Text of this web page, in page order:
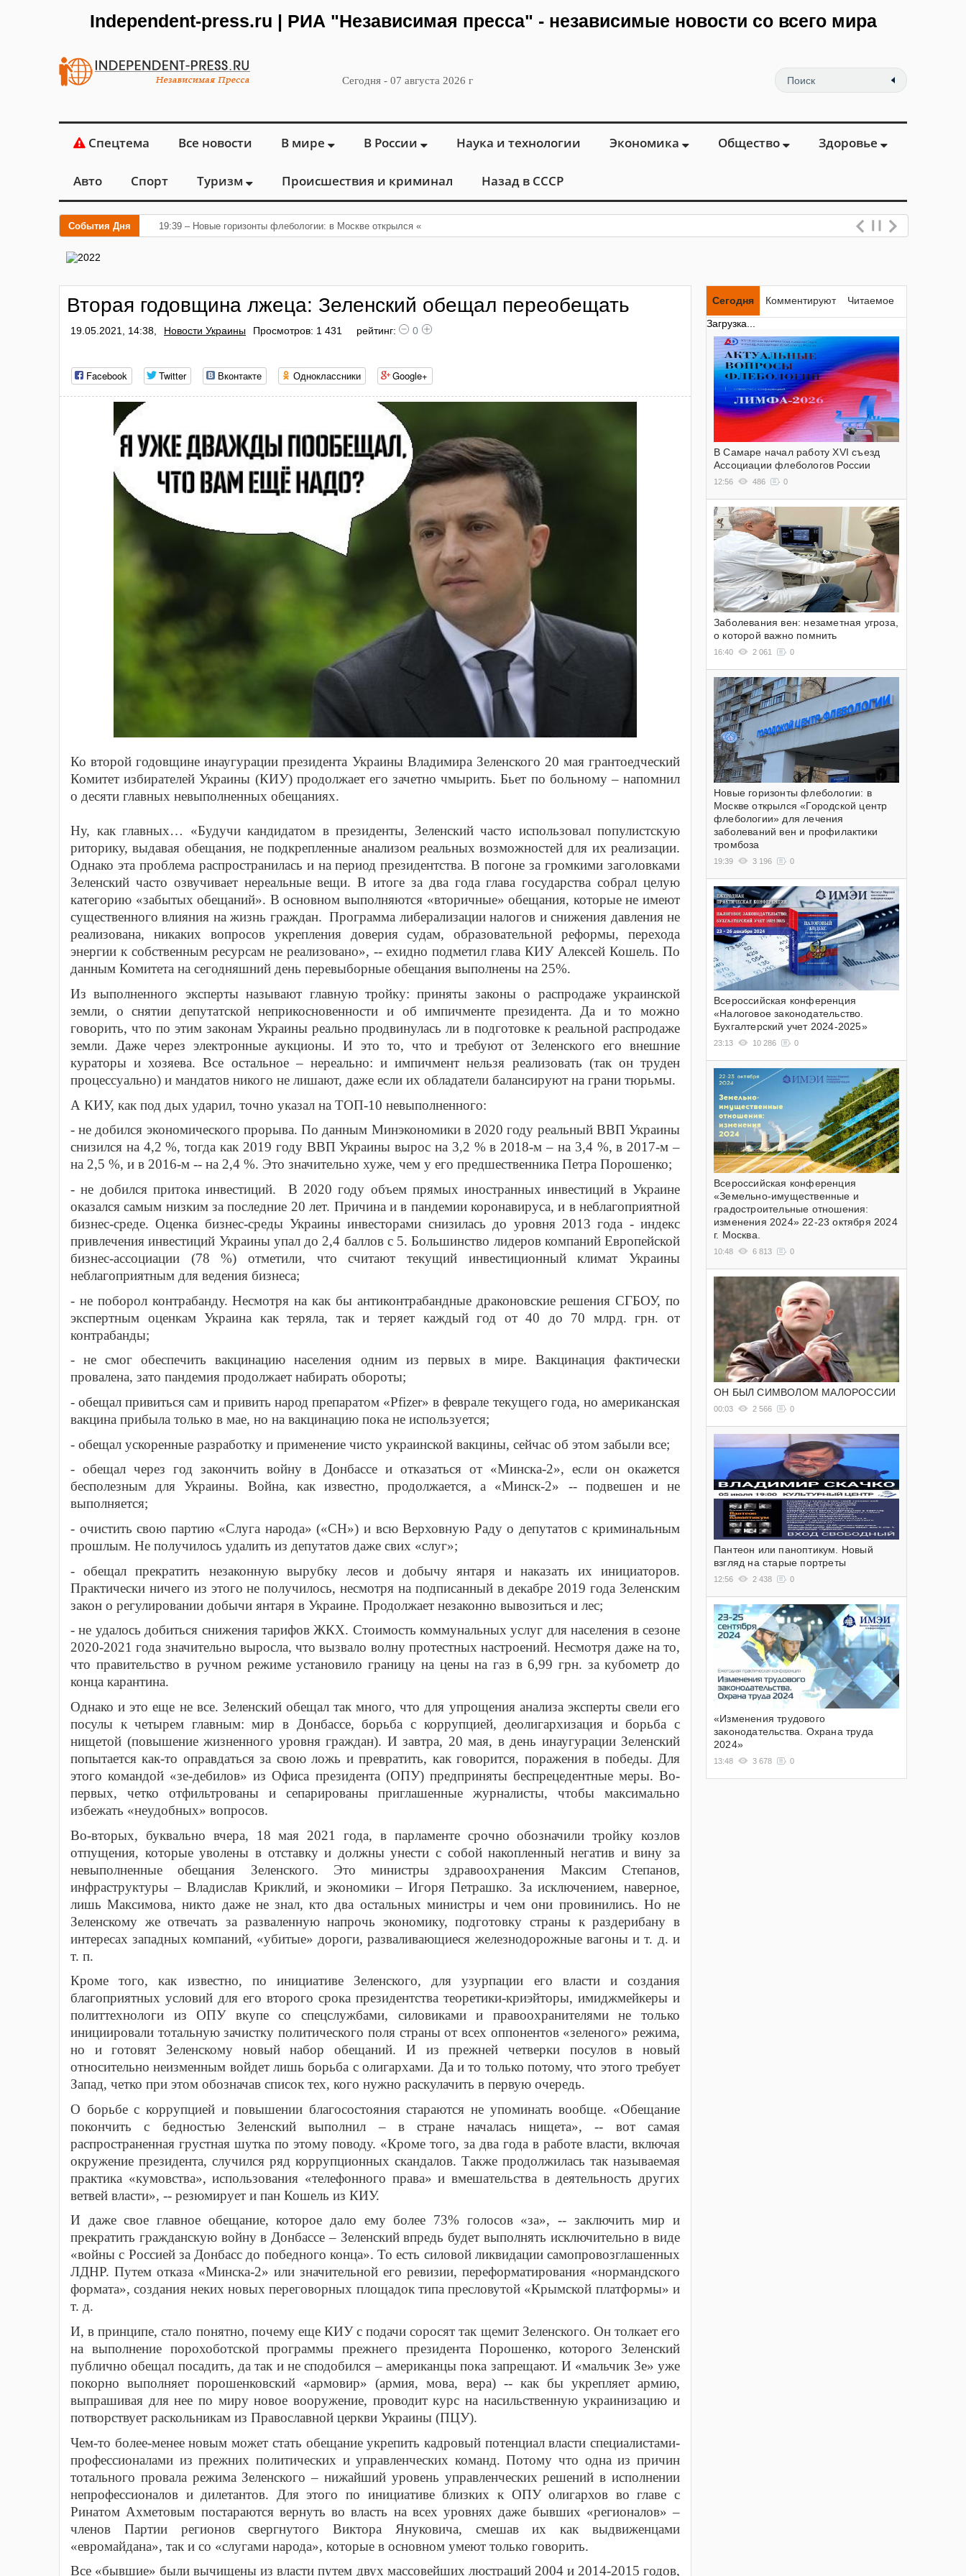
Independent-press.ru | РИА "Независимая пресса" - независимые новости со всего мира
Сегодня - 07 августа 2026 г
Спецтема Все новости В мире В России Наука и технологии Экономика Общество Здоровье
Авто Спорт Туризм Происшествия и криминал Назад в СССР
События Дня 19:39 – Новые горизонты флебологии: в Москве открылся «Городской центр флебологии» для лечения
Вторая годовщина лжеца: Зеленский обещал переобещать
19.05.2021, 14:38, Новости Украины Просмотров: 1 431 рейтинг: 0
Facebook Twitter Вконтакте Одноклассники Google+
Ко второй годовщине инаугурации президента Украины Владимира Зеленского 20 мая грантоедческий
Комитет избирателей Украины (КИУ) продолжает его зачетно чмырить. Бьет по больному – напомнил
о десяти главных невыполненных обещаниях.
Ну, как главных… «Будучи кандидатом в президенты, Зеленский часто использовал популистскую
риторику, выдавая обещания, не подкрепленные анализом реальных возможностей для их реализации.
Однако эта проблема распространилась и на период президентства. В погоне за громкими заголовками
Зеленский часто озвучивает нереальные вещи. В итоге за два года глава государства собрал целую
категорию «забытых обещаний». В основном выполняются «вторичные» обещания, которые не имеют
существенного влияния на жизнь граждан. Программа либерализации налогов и снижения давления не
реализована, никаких вопросов укрепления доверия судам, образовательной реформы, перехода
энергии к собственным ресурсам не реализовано», -- ехидно подметил глава КИУ Алексей Кошель. По
данным Комитета на сегодняшний день перевыборные обещания выполнены на 25%.
Из выполненного эксперты называют главную тройку: приняты законы о распродаже украинской
земли, о снятии депутатской неприкосновенности и об импичменте президента. Да и то можно
говорить, что по этим законам Украины реально продвинулась ли в подготовке к реальной распродаже
земли. Даже через электронные аукционы. И это то, что и требуют от Зеленского его внешние
кураторы и хозяева. Все остальное – нереально: и импичмент нельзя реализовать (так он труден
процессуально) и мандатов никого не лишают, даже если их обладатели балансируют на грани тюрьмы.
А КИУ, как под дых ударил, точно указал на ТОП-10 невыполненного:
- не добился экономического прорыва. По данным Минэкономики в 2020 году реальный ВВП Украины
снизился на 4,2 %, тогда как 2019 году ВВП Украины вырос на 3,2 % в 2018-м – на 3,4 %, в 2017-м –
на 2,5 %, и в 2016-м -- на 2,4 %. Это значительно хуже, чем у его предшественника Петра Порошенко;
- не добился притока инвестиций. В 2020 году объем прямых иностранных инвестиций в Украине
оказался самым низким за последние 20 лет. Причина и в пандемии коронавируса, и в неблагоприятной
бизнес-среде. Оценка бизнес-среды Украины инвесторами снизилась до уровня 2013 года - индекс
привлечения инвестиций Украины упал до 2,4 баллов с 5. Большинство лидеров компаний Европейской
бизнес-ассоциации (78 %) отметили, что считают текущий инвестиционный климат Украины
неблагоприятным для ведения бизнеса;
- не поборол контрабанду. Несмотря на как бы антиконтрабандные драконовские решения СГБОУ, по
экспертным оценкам Украина как теряла, так и теряет каждый год от 40 до 70 млрд. грн. от
контрабанды;
- не смог обеспечить вакцинацию населения одним из первых в мире. Вакцинация фактически
провалена, зато пандемия продолжает набирать обороты;
- обещал привиться сам и привить народ препаратом «Pfizer» в феврале текущего года, но американская
вакцина прибыла только в мае, но на вакцинацию пока не используется;
- обещал ускоренные разработку и применение чисто украинской вакцины, сейчас об этом забыли все;
- обещал через год закончить войну в Донбассе и отказаться от «Минска-2», если он окажется
бесполезным для Украины. Война, как известно, продолжается, а «Минск-2» -- подвешен и не
выполняется;
- очистить свою партию «Слуга народа» («СН») и всю Верховную Раду о депутатов с криминальным
прошлым. Не получилось удалить из депутатов даже свих «слуг»;
- обещал прекратить незаконную вырубку лесов и добычу янтаря и наказать их инициаторов.
Практически ничего из этого не получилось, несмотря на подписанный в декабре 2019 года Зеленским
закон о регулировании добычи янтаря в Украине. Продолжает незаконно вывозиться и лес;
- не удалось добиться снижения тарифов ЖКХ. Стоимость коммунальных услуг для населения в сезоне
2020-2021 года значительно выросла, что вызвало волну протестных настроений. Несмотря даже на то,
что правительство в ручном режиме установило границу на цены на газ в 6,99 грн. за кубометр до
конца карантина.
Однако и это еще не все. Зеленский обещал так много, что для упрощения анализа эксперты свели его
посулы к четырем главным: мир в Донбассе, борьба с коррупцией, деолигархизация и борьба с
нищетой (повышение жизненного уровня граждан). И завтра, 20 мая, в день инаугурации Зеленский
попытается как-то оправдаться за свою ложь и превратить, как говорится, поражения в победы. Для
этого командой «зе-дебилов» из Офиса президента (ОПУ) предприняты беспрецедентные меры. Во-
первых, четко отфильтрованы и сепарированы приглашенные журналисты, чтобы максимально
избежать «неудобных» вопросов.
Во-вторых, буквально вчера, 18 мая 2021 года, в парламенте срочно обозначили тройку козлов
отпущения, которые уволены в отставку и должны унести с собой накопленный негатив и вину за
невыполненные обещания Зеленского. Это министры здравоохранения Максим Степанов,
инфраструктуры – Владислав Криклий, и экономики – Игоря Петрашко. За исключением, наверное,
лишь Максимова, никто даже не знал, кто два остальных министры и чем они провинились. Но не
Зеленскому же отвечать за разваленную напрочь экономику, подготовку страны к раздерибану в
интересах западных компаний, «убитые» дороги, разваливающиеся железнодорожные вагоны и т. д. и
т. п.
Кроме того, как известно, по инициативе Зеленского, для узурпации его власти и создания
благоприятных условий для его второго срока президентства теоретики-криэйторы, имиджмейкеры и
политтехнологи из ОПУ вкупе со спецслужбами, силовиками и правоохранителями не только
инициировали тотальную зачистку политического поля страны от всех оппонентов «зеленого» режима,
но и готовят Зеленскому новый набор обещаний. И из прежней четверки посулов в новый
относительно неизменным войдет лишь борьба с олигархами. Да и то только потому, что этого требует
Запад, четко при этом обозначав список тех, кого нужно раскулачить в первую очередь.
О борьбе с коррупцией и повышении благосостояния стараются не упоминать вообще. «Обещание
покончить с бедностью Зеленский выполнил – в стране началась нищета», -- вот самая
распространенная грустная шутка по этому поводу. «Кроме того, за два года в работе власти, включая
окружение президента, случился ряд коррупционных скандалов. Также продолжилась так называемая
практика «кумовства», использования «телефонного права» и вмешательства в деятельность других
ветвей власти», -- резюмирует и пан Кошель из КИУ.
И даже свое главное обещание, которое дало ему более 73% голосов «за», -- заключить мир и
прекратить гражданскую войну в Донбассе – Зеленский впредь будет выполнять исключительно в виде
«войны с Россией за Донбасс до победного конца». То есть силовой ликвидации самопровозглашенных
ЛДНР. Путем отказа «Минска-2» или значительной его ревизии, переформатирования «нормандского
формата», создания неких новых переговорных площадок типа пресловутой «Крымской платформы» и
т. д.
И, в принципе, стало понятно, почему еще КИУ с подачи соросят так щемит Зеленского. Он толкает его
на выполнение порохоботской программы прежнего президента Порошенко, которого Зеленский
публично обещал посадить, да так и не сподобился – американцы пока запрещают. И «мальчик Зе» уже
покорно выполняет порошенковский «армовир» (армия, мова, вера) -- как бы укрепляет армию,
выпрашивая для нее по миру новое вооружение, проводит курс на насильственную украинизацию и
потворствует раскольникам из Православной церкви Украины (ПЦУ).
Чем-то более-менее новым может стать обещание укрепить кадровый потенциал власти специалистами-
профессионалами из прежних политических и управленческих команд. Потому что одна из причин
тотального провала режима Зеленского – нижайший уровень управленческих решений в исполнении
непрофессионалов и дилетантов. Для этого по инициативе близких к ОПУ олигархов во главе с
Ринатом Ахметовым постараются вернуть во власть на всех уровнях даже бывших «регионалов» –
членов Партии регионов свергнутого Виктора Януковича, смешав их как выдвиженцами
«евромайдана», так и со «слугами народа», которые в основном умеют только говорить.
Все «бывшие» были вычищены из власти путем двух массовейших люстраций 2004 и 2014-2015 годов,
Сегодня Комментируют
Читаемое
Загрузка...
В Самаре начал работу XVI съезд
Ассоциации флебологов России
12:56 486 0
Заболевания вен: незаметная угроза,
о которой важно помнить
16:40 2 061 0
Новые горизонты флебологии: в
Москве открылся «Городской центр
флебологии» для лечения
заболеваний вен и профилактики
тромбоза
19:39 3 196 0
Всероссийская конференция
«Налоговое законодательство.
Бухгалтерский учет 2024-2025»
23:13 10 286 0
Всероссийская конференция
«Земельно-имущественные и
градостроительные отношения:
изменения 2024» 22-23 октября 2024
г. Москва.
10:48 6 813 0
ОН БЫЛ СИМВОЛОМ МАЛОРОССИИ
00:03 2 566 0
Пантеон или паноптикум. Новый
взгляд на старые портреты
12:56 2 438 0
«Изменения трудового
законодательства. Охрана труда
2024»
13:48 3 678 0